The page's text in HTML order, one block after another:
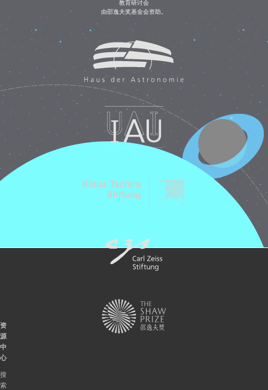
教育研讨会
由邵逸夫奖基金会资助。
资
源
中
心
搜
索